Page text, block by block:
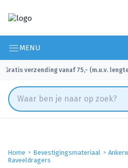
MENU
Gratis verzending vanaf 75,- (m.u.v.
Home Bevestigingsmateriaal
Raveeldragers